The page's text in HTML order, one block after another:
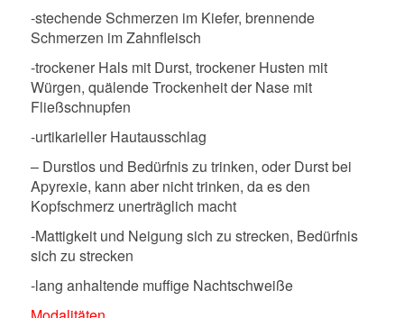
-stechende Schmerzen im Kiefer, brennende
Schmerzen im Zahnfleisch
-trockener Hals mit Durst, trockener Husten mit
Würgen, quälende Trockenheit der Nase mit
Fließschnupfen
-urtikarieller Hautausschlag
– Durstlos und Bedürfnis zu trinken, oder Durst bei
Apyrexie, kann aber nicht trinken, da es den
Kopfschmerz unerträglich macht
-Mattigkeit und Neigung sich zu strecken, Bedürfnis
sich zu strecken
-lang anhaltende muffige Nachtschweiße